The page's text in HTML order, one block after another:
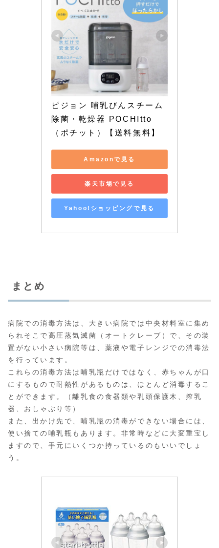
ピジョン 哺乳びんスチーム
除菌・乾燥器 POCHItto
（ポチット）【送料無料】
Amazonで見る
楽天市場で見る
Yahoo!ショッピングで見る
まとめ
病院での消毒方法は、大きい病院では中央材料室に集め
られそこで高圧蒸気滅菌（オートクレーブ）で、その装
置がない小さい病院等は、薬液や電子レンジでの消毒法
を行っています。
これらの消毒方法は哺乳瓶だけではなく、赤ちゃんが口
にするもので耐熱性があるものは、ほとんど消毒するこ
とができます。（離乳食の食器類や乳頭保護木、搾乳
器、おしゃぶり等）
また、出かけ先で、哺乳瓶の消毒ができない場合には、
使い捨ての哺乳瓶もあります。非常時などに大変重宝し
ますので、手元にいくつか持っているのもいいでしょ
う。